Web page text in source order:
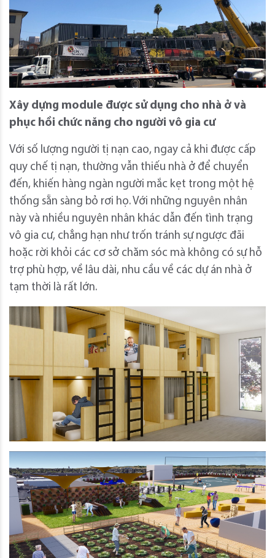
Xây dựng module được sử dụng cho nhà ở và
phục hồi chức năng cho người vô gia cư
Với số lượng người tị nạn cao, ngay cả khi được cấp
quy chế tị nạn, thường vẫn thiếu nhà ở để chuyển
đến, khiến hàng ngàn người mắc kẹt trong một hệ
thống sẵn sàng bỏ rơi họ. Với những nguyên nhân
này và nhiều nguyên nhân khác dẫn đến tình trạng
vô gia cư, chẳng hạn như trốn tránh sự ngược đãi
hoặc rời khỏi các cơ sở chăm sóc mà không có sự hỗ
trợ phù hợp, về lâu dài, nhu cầu về các dự án nhà ở
tạm thời là rất lớn.